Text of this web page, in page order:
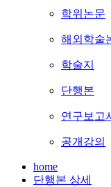
학위논문
해외학술
학술지
단행본
연구보고
공개강의
home
단행본 상세